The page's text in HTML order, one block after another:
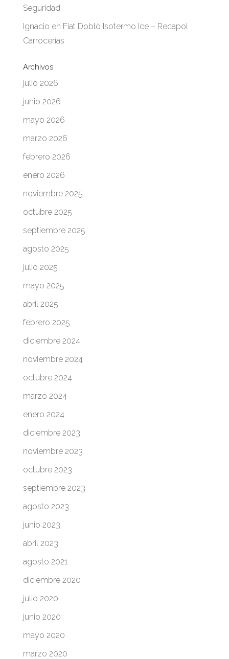
Seguridad
Ignacio en Fiat Doblò Isotermo Ice – Recapol
Carrocerías
Archivos
julio 2026
junio 2026
mayo 2026
marzo 2026
febrero 2026
enero 2026
noviembre 2025
octubre 2025
septiembre 2025
agosto 2025
julio 2025
mayo 2025
abril 2025
febrero 2025
diciembre 2024
noviembre 2024
octubre 2024
marzo 2024
enero 2024
diciembre 2023
noviembre 2023
octubre 2023
septiembre 2023
agosto 2023
junio 2023
abril 2023
agosto 2021
diciembre 2020
julio 2020
junio 2020
mayo 2020
marzo 2020